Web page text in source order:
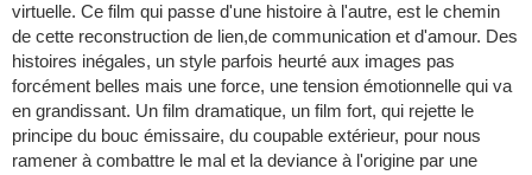
virtuelle. Ce film qui passe d'une histoire à l'autre, est le chemin
de cette reconstruction de lien,de communication et d'amour. Des
histoires inégales, un style parfois heurté aux images pas
forcément belles mais une force, une tension émotionnelle qui va
en grandissant. Un film dramatique, un film fort, qui rejette le
principe du bouc émissaire, du coupable extérieur, pour nous
ramener à combattre le mal et la deviance à l'origine par une